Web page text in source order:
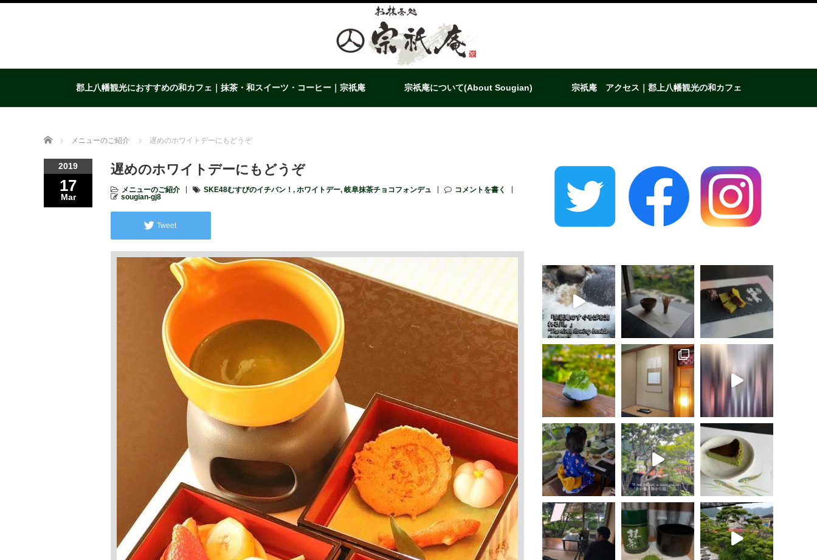
郡上八幡観光におすすめの和カフェ｜抹茶・和スイーツ・コーヒー｜宗祇庵 宗祇庵について(About Sougian) 宗祇庵 アクセス｜郡上八幡観光の和カフェ
Home メニューのご紹介 遅めのホワイトデーにもどうぞ
2019
17
Mar
遅めのホワイトデーにもどうぞ
メニューのご紹介 SKE48むすびのイチバン！ , ホワイトデー, 岐阜抹茶チョコフォンデュ
コメントを書く
sougian-gj8
Tweet